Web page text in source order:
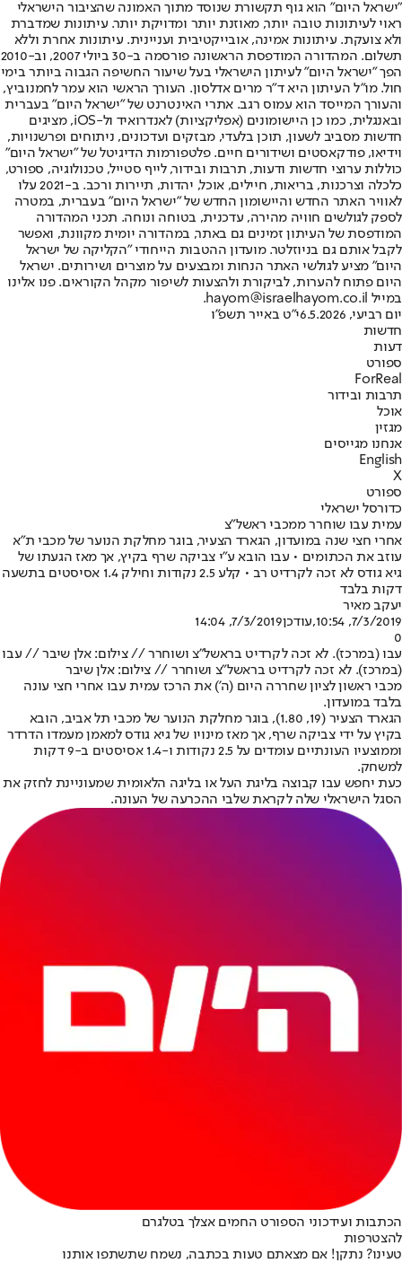
"ישראל היום" הוא גוף תקשורת שנוסד מתוך האמונה שהציבור הישראלי
ראוי לעיתונות טובה יותר, מאוזנת יותר ומדויקת יותר. עיתונות שמדברת
ולא צועקת. עיתונות אמינה, אובייקטיבית ועניינית. עיתונות אחרת וללא
תשלום. המהדורה המודפסת הראשונה פורסמה ב-30 ביולי 2007, וב-2010
הפך "ישראל היום" לעיתון הישראלי בעל שיעור החשיפה הגבוה ביותר בימי
חול. מו"ל העיתון היא ד"ר מרים אדלסון. העורך הראשי הוא עמר לחמנוביץ,
והעורך המייסד הוא עמוס רגב. אתרי האינטרנט של "ישראל היום" בעברית
ובאנגלית, כמו כן היישומונים (אפליקציות) לאנדרואיד ול-iOS, מציגים
חדשות מסביב לשעון, תוכן בלעדי, מבזקים ועדכונים, ניתוחים ופרשנויות,
וידיאו, פודקאסטים ושידורים חיים. פלטפורמות הדיגיטל של "ישראל היום"
כוללות ערוצי חדשות ודעות, תרבות ובידור, לייף סטייל, טכנולוגיה, ספורט,
כלכלה וצרכנות, בריאות, חיילים, אוכל, יהדות, תיירות ורכב. ב-2021 עלו
לאוויר האתר החדש והיישומון החדש של "ישראל היום" בעברית, במטרה
לספק לגולשים חוויה מהירה, עדכנית, בטוחה ונוחה. תכני המהדורה
המודפסת של העיתון זמינים גם באתר, במהדורה יומית מקוונת, ואפשר
לקבל אותם גם בניוזלטר. מועדון ההטבות הייחודי "הקליקה של ישראל
היום" מציע לגולשי האתר הנחות ומבצעים על מוצרים ושירותים. ישראל
היום פתוח להערות, לביקורת ולהצעות לשיפור מקהל הקוראים. פנו אלינו
במייל hayom@israelhayom.co.il.
יום רביעי, 6.5.2026
י"ט באייר תשפ"ו
חדשות
דעות
ספורט
ForReal
תרבות ובידור
אוכל
מגזין
אנחנו מגייסים
English
X
ספורט
כדורסל ישראלי
עמית עבו שוחרר ממכבי ראשל"צ
אחרי חצי שנה במועדון, הגארד הצעיר, בוגר מחלקת הנוער של מכבי ת"א
עוזב את הכתומים • עבו הובא ע"י צביקה שרף בקיץ, אך מאז הגעתו של
גיא גודס לא זכה לקרדיט רב • קלע 2.5 נקודות וחילק 1.4 אסיסטים בתשעה
דקות בלבד
יעקב מאיר
7/3/2019, 10:54
,עודכן7/3/2019, 14:04
0
עבו (במרכז). לא זכה לקרדיט בראשל"צ ושוחרר // צילום: אלן שיבר // עבו
(במרכז). לא זכה לקרדיט בראשל"צ ושוחרר // צילום: אלן שיבר
מכבי ראשון לציון שחררה היום (ה') את הרכז עמית עבו אחרי חצי עונה
בלבד במועדון.
הגארד הצעיר (19, 1.80), בוגר מחלקת הנוער של מכבי תל אביב, הובא
בקיץ על ידי צביקה שרף, אך מאז מינויו של גיא גודס למאמן מעמדו הדרדר
וממוצעיו העונתיים עומדים על 2.5 נקודות ו-1.4 אסיסטים ב-9 דקות
למשחק.
כעת יחפש עבו קבוצה בליגת העל או בליגה הלאומית שמעוניינת לחזק את
הסגל הישראלי שלה לקראת שלבי ההכרעה של העונה.
הכתבות ועידכוני הספורט החמים אצלך בטלגרם
להצטרפות
טעינו? נתקן! אם מצאתם טעות בכתבה, נשמח שתשתפו אותנו